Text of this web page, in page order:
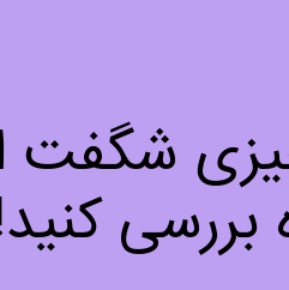
شگفت
بررسی